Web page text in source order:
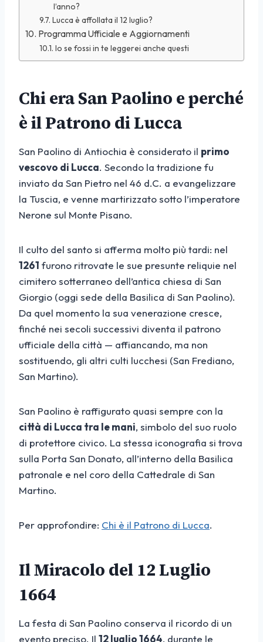
l’anno?
Lucca è affollata il 12 luglio?
Programma Ufficiale e Aggiornamenti
Io se fossi in te leggerei anche questi
Chi era San Paolino e perché
è il Patrono di Lucca
San Paolino di Antiochia è considerato il primo
vescovo di Lucca. Secondo la tradizione fu
inviato da San Pietro nel 46 d.C. a evangelizzare
la Tuscia, e venne martirizzato sotto l’imperatore
Nerone sul Monte Pisano.
Il culto del santo si afferma molto più tardi: nel
1261 furono ritrovate le sue presunte reliquie nel
cimitero sotterraneo dell’antica chiesa di San
Giorgio (oggi sede della Basilica di San Paolino).
Da quel momento la sua venerazione cresce,
finché nei secoli successivi diventa il patrono
ufficiale della città — affiancando, ma non
sostituendo, gli altri culti lucchesi (San Frediano,
San Martino).
San Paolino è raffigurato quasi sempre con la
città di Lucca tra le mani, simbolo del suo ruolo
di protettore civico. La stessa iconografia si trova
sulla Porta San Donato, all’interno della Basilica
patronale e nel coro della Cattedrale di San
Martino.
Per approfondire: Chi è il Patrono di Lucca.
Il Miracolo del 12 Luglio
1664
La festa di San Paolino conserva il ricordo di un
evento preciso. Il 12 luglio 1664, durante le